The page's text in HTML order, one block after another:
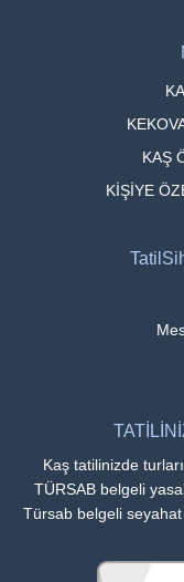
KAŞ
KİŞİYE
Kaş tatilinizde
TÜRSAB belgeli
Türsab belgeli